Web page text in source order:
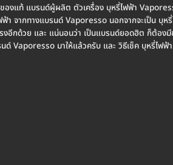
องแท้ แบรนด์ผู้ผลิต ตัวเครื่อง บุหรี่ไฟฟ้า
ฟ้า จากทางแบรนด์ Vaporesso นอกจากจะเป็น
งอีกด้วย และ แน่นอนว่า เป็นแบรนด์ยอดฮิต ก็ต้อง
ด์ Vaporesso มาให้แล้วครับ และ วิธีเช็ค บุหรี่ไฟฟ้